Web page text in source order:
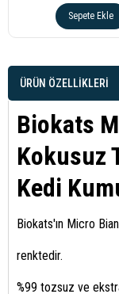
Sepete Ekle
ÜRÜN ÖZELLIKLERI
Biokats
Kokusuz
Kedi
Biokats'ın Micro
renktedir.
%99 tozsuz ve